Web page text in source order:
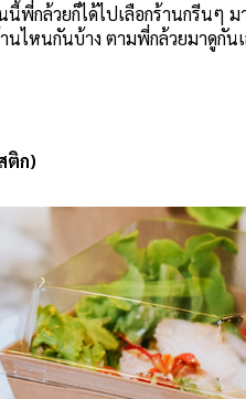
พี่กล้วยก็ได้ไปเลือกร้านกรีนๆ
นไหนกันบ้าง ตามพี่กล้วยมาดูกัน
ติก)